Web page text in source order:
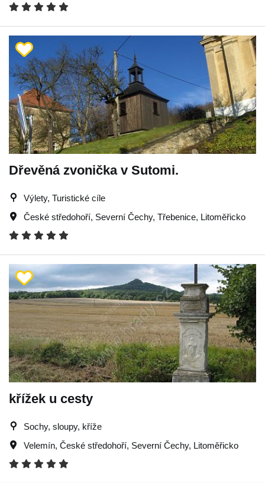
Dřevěná zvonička v Sutomi.
Výlety, Turistické cíle
České středohoří, Severní Čechy, Třebenice, Litoměřicko
křížek u cesty
Sochy, sloupy, kříže
Velemín, České středohoří, Severní Čechy, Litoměřicko